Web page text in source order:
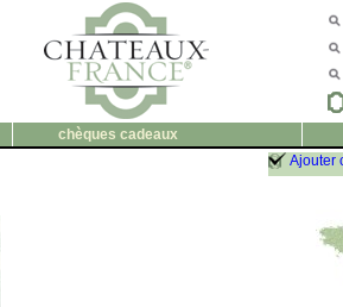
chèques cadeaux
Ajouter